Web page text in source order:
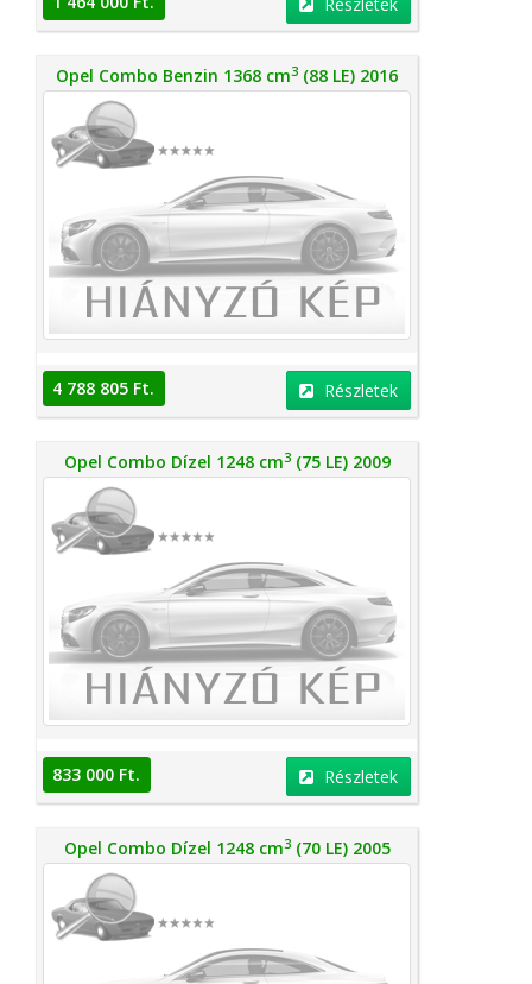
Opel Combo Benzin 1368 cm3 (88 LE) 2016
4 788 805 Ft. Részletek
Opel Combo Dízel 1248 cm3(75 LE) 2009
833 000 Ft. Részletek
Opel Combo Dízel 1248 cm3(70 LE) 2005